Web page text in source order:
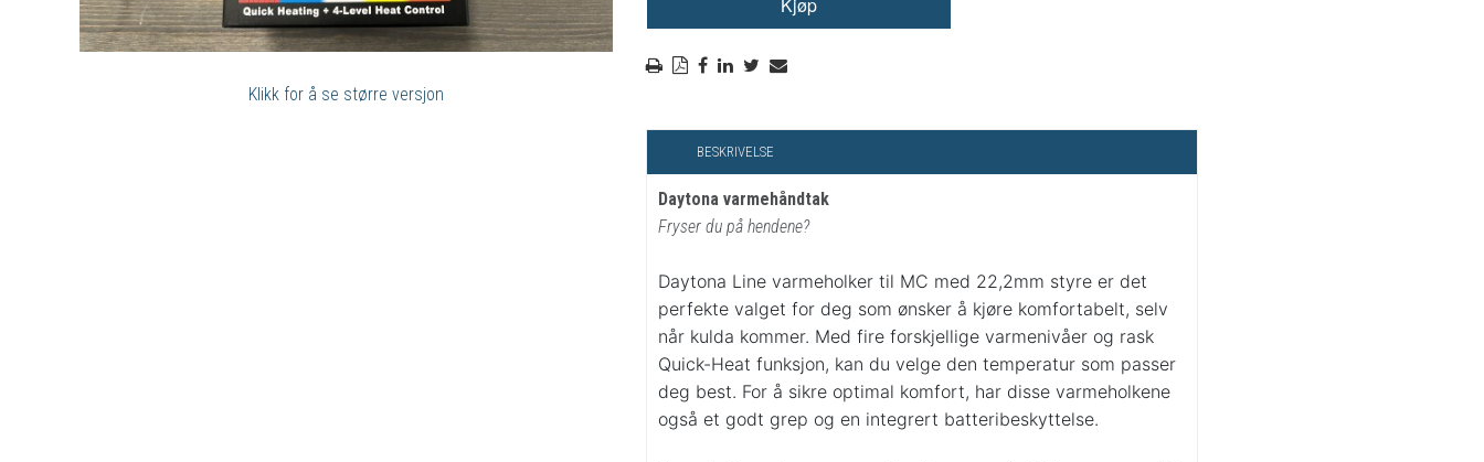
REGNTØY
Klikk for å se større versjon
BESKRIVELSE
Daytona varmehåndtak
Fryser du på hendene?
Daytona Line varmeholker til MC med 22,2mm styre er det
perfekte valget for deg som ønsker å kjøre komfortabelt, selv
når kulda kommer. Med fire forskjellige varmenivåer og rask
Quick-Heat funksjon, kan du velge den temperatur som passer
deg best. For å sikre optimal komfort, har disse varmeholkene
også et godt grep og en integrert batteribeskyttelse.